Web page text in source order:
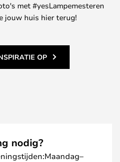
met #yesLampemesteren
jouw huis hier terug!
OP
nodig?